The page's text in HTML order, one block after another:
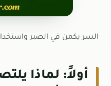
السر يكمن في الصبر
أولاً: لماذا